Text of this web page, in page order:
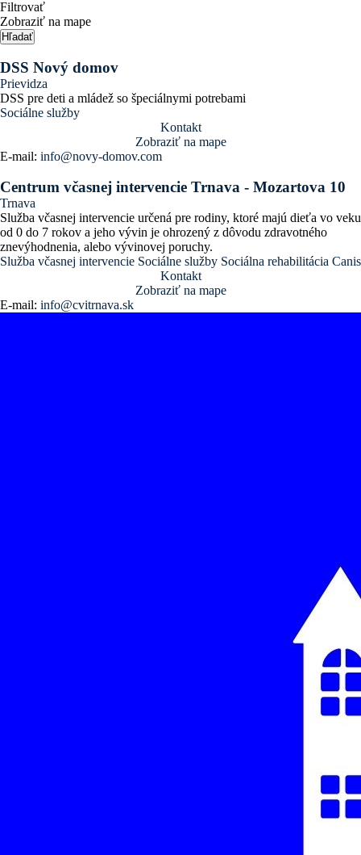
Filtrovať
Zobraziť na mape
Hľadať
DSS Nový domov
Prievidza
DSS pre deti a mládež so špeciálnymi potrebami
Sociálne služby
Kontakt
Zobraziť na mape
E-mail: info@novy-domov.com
Centrum včasnej intervencie Trnava - Mozartova 10
Trnava
Služba včasnej intervencie určená pre rodiny, ktoré majú dieťa vo veku
od 0 do 7 rokov a jeho vývin je ohrozený z dôvodu zdravotného
znevýhodnenia, alebo vývinovej poruchy.
Služba včasnej intervencie Sociálne služby Sociálna rehabilitácia
Kontakt
Zobraziť na mape
E-mail: info@cvitrnava.sk